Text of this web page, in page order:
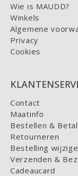
Wie is MAUDD?
Winkels
Algemene
Privacy
Cookies
Contact
Maatinfo
Bestellen &
Retourneren
Bestelling
Verzenden &
Cadeaucard